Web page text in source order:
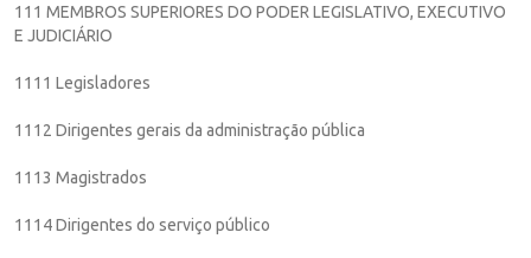
111 MEMBROS SUPERIORES DO PODER LEGISLATIVO, EXECUTIVO
E JUDICIÁRIO
1111 Legisladores
1112 Dirigentes gerais da administração pública
1113 Magistrados
1114 Dirigentes do serviço público